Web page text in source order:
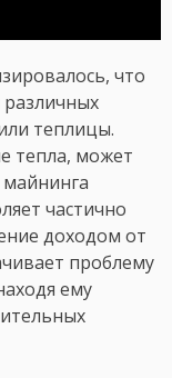
что
теплицы.
тепла, может
частично
доходом от
проблему
ему